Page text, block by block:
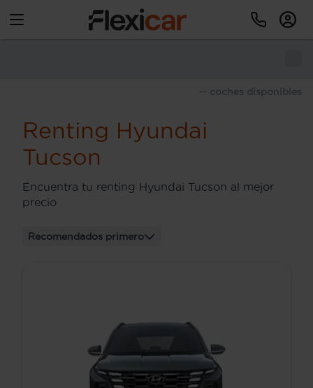
-- coches disponibles
Renting Hyundai
Tucson
Encuentra tu renting Hyundai Tucson al mejor
precio
Recomendados primero